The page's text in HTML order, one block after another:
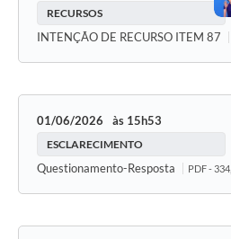
RECURSOS
INTENÇÃO DE RECURSO ITEM 87
01/06/2026 15h53
ESCLARECIMENTO
Questionamento-Resposta PDF -